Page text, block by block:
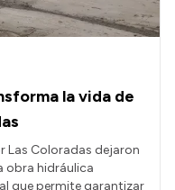
la vida de
Las Coloradas dejaron
obra hidráulica
que permite garantizar